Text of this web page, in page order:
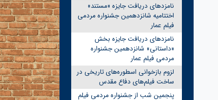
نامزدهای دریافت جایزه «مستند»
اختتامیه شانزدهمین جشنواره مردمی
فیلم عمار
نامزدهای دریافت جایزه بخش
«داستانی» شانزدهمین جشنواره
مردمی فیلم عمار
لزوم بازخوانی اسطوره‌های تاریخی در
ساخت فیلم‌های دفاع مقدس
پنجمین شب از جشنواره مردمی فیلم